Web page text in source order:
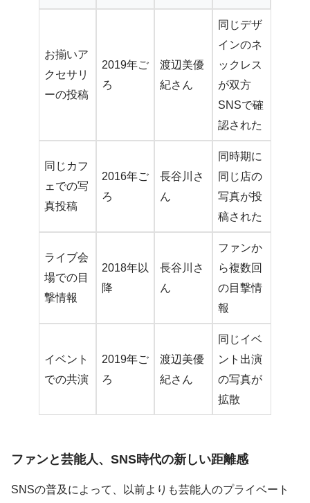
お揃いア
クセサリ
ーの投稿
2019年ご
ろ
渡辺美優
紀さん
同じデザ
インのネ
ックレス
が双方
SNSで確
認された
同じカフ
ェでの写
真投稿
2016年ご
ろ
長谷川さ
ん
同時期に
同じ店の
写真が投
稿された
ライブ会
場での目
撃情報
2018年以
降
長谷川さ
ん
ファンか
ら複数回
の目撃情
報
イベント
での共演
2019年ご
ろ
渡辺美優
紀さん
同じイベ
ント出演
の写真が
拡散
ファンと芸能人、SNS時代の新しい距離感
SNSの普及によって、以前よりも芸能人のプライベート